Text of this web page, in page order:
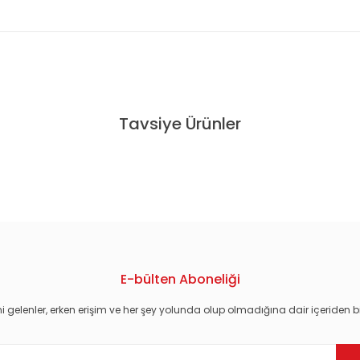
Tavsiye Ürünler
E-bülten Aboneliği
gelenler, erken erişim ve her şey yolunda olup olmadığına dair içeriden